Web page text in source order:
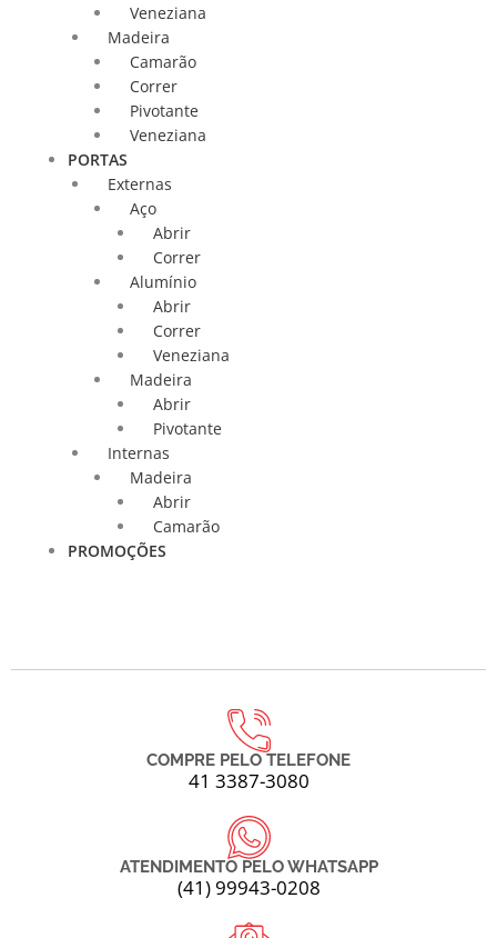
Veneziana
Madeira
Camarão
Correr
Pivotante
Veneziana
PORTAS
Externas
Aço
Abrir
Correr
Alumínio
Abrir
Correr
Veneziana
Madeira
Abrir
Pivotante
Internas
Madeira
Abrir
Camarão
PROMOÇÕES
COMPRE PELO TELEFONE
41 3387-3080
ATENDIMENTO PELO WHATSAPP
(41) 99943-0208